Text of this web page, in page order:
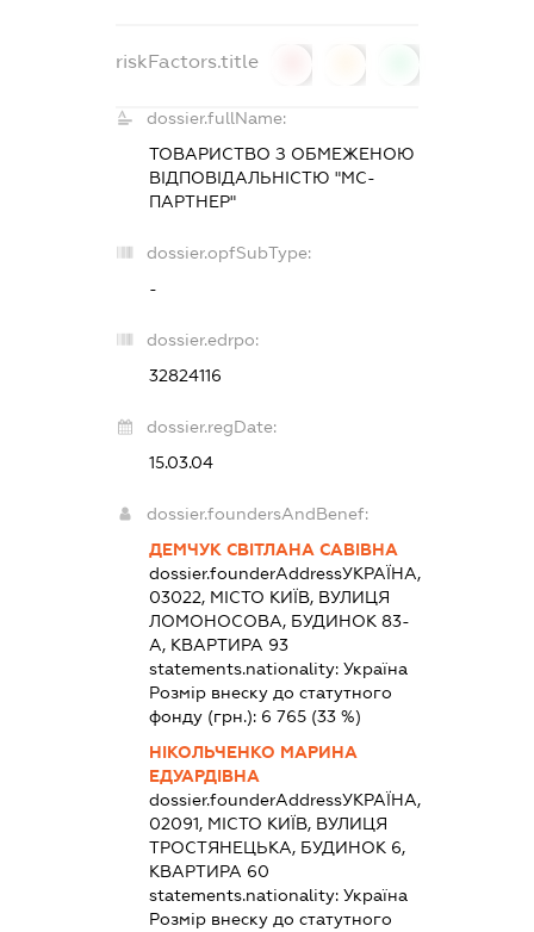
riskFactors.title
dossier.fullName:
ТОВАРИСТВО З ОБМЕЖЕНОЮ
ВІДПОВІДАЛЬНІСТЮ "МС-
ПАРТНЕР"
dossier.opfSubType:
-
dossier.edrpo:
32824116
dossier.regDate:
15.03.04
dossier.foundersAndBenef:
ДЕМЧУК СВІТЛАНА САВІВНА
dossier.founderAddressУКРАЇНА,
03022, МІСТО КИЇВ, ВУЛИЦЯ
ЛОМОНОСОВА, БУДИНОК 83-
А, КВАРТИРА 93
statements.nationality:Україна
Розмір внеску до статутного
фонду (грн.): 6 765 (33 %)
НІКОЛЬЧЕНКО МАРИНА
ЕДУАРДІВНА
dossier.founderAddressУКРАЇНА,
02091, МІСТО КИЇВ, ВУЛИЦЯ
ТРОСТЯНЕЦЬКА, БУДИНОК 6,
КВАРТИРА 60
statements.nationality:Україна
Розмір внеску до статутного